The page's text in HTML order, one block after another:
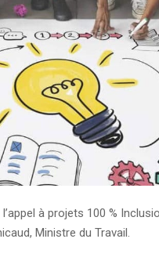
à projets 100 %
Ministre du Travail.